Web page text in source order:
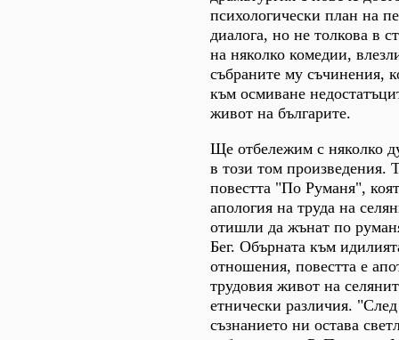
психологически план на
диалога, но не толкова в
на няколко комедии,
събраните му съчинения,
към осмиване
живот на българите.
Ще отбележим с няколко
в този том произведения.
повестта "По Руманя",
апология на труда на
отишли да жънат по
Бег. Обърната към
отношения, повестта е
трудовия живот на
етнически различия.
съзнанието ни остава